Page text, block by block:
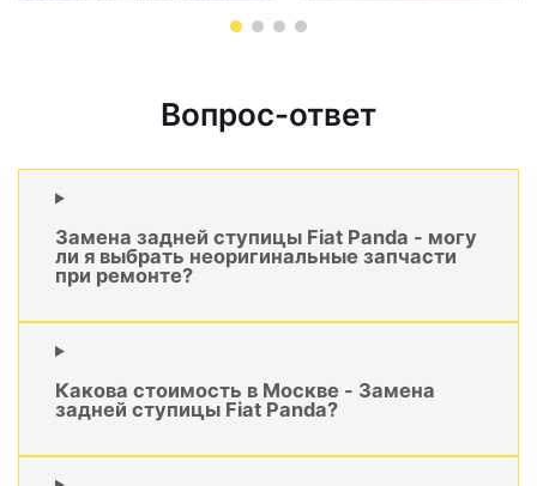
Вопрос-ответ
Замена задней ступицы Fiat Panda - могу
ли я выбрать неоригинальные запчасти
при ремонте?
Какова стоимость в Москве - Замена
задней ступицы Fiat Panda?